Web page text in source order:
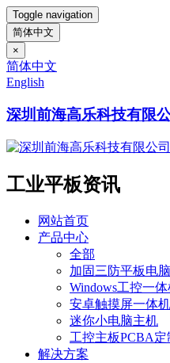
Toggle navigation
简体中文
×
简体中文
English
深圳前海高乐科技有限
工业平板资讯
网站首页
产品中心
全部
加固三防平板电脑
Windows工控一
安卓触摸屏一体机
迷你小电脑主机
工控主板PCBA定
解决方案